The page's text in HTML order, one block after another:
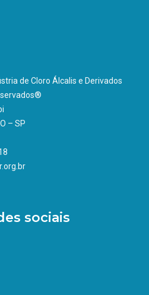
de Cloro Álcalis e Derivados
– SP
sociais